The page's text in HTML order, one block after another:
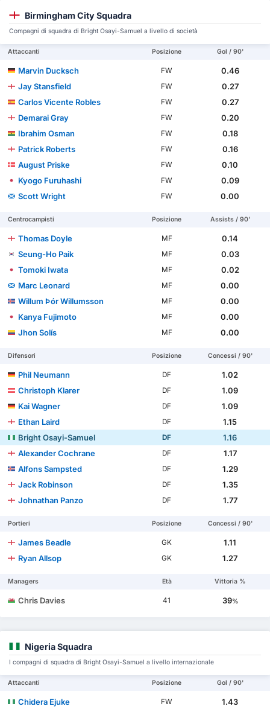
Birmingham City Squadra
Compagni di squadra di Bright Osayi-Samuel a livello di società
Attaccanti Posizione Gol / 90'
Marvin Ducksch FW
0.46
Jay Stansfield
FW
0.27
Carlos Vicente Robles
FW
0.27
Demarai Gray
FW
0.20
Ibrahim Osman
FW
0.18
Patrick Roberts
FW
0.16
August Priske
FW
0.10
Kyogo Furuhashi
FW
0.09
Scott Wright
FW 0.00
Centrocampisti Posizione Assists / 90'
Thomas Doyle MF
0.14
Seung-Ho Paik
MF
0.03
Tomoki Iwata
MF
0.02
Marc Leonard
MF
0.00
Willum Þór Willumsson
MF
0.00
Kanya Fujimoto
MF
0.00
Jhon Solís
MF 0.00
Difensori Posizione Concessi / 90'
Phil Neumann DF
1.02
Christoph Klarer
DF
1.09
Kai Wagner
DF
1.09
Ethan Laird
DF
1.15
Bright Osayi-Samuel
DF
1.16
Alexander Cochrane
DF
1.17
Alfons Sampsted
DF
1.29
Jack Robinson
DF
1.35
Johnathan Panzo
DF 1.77
Portieri Posizione Concessi / 90'
James Beadle GK
1.11
Ryan Allsop
GK 1.27
Managers Età Vittoria %
Chris Davies 41 39%
Nigeria Squadra
I compagni di squadra di Bright Osayi-Samuel a livello internazionale
Attaccanti Posizione Gol / 90'
Chidera Ejuke FW
1.43